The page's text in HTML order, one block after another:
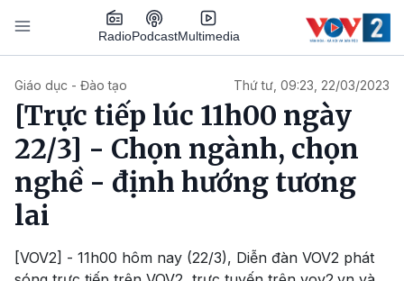
Nhảy đến nội dung
RadioPodcastMultimedia
Giáo dục - Đào tạo Thứ tư, 09:23, 22/03/2023
[Trực tiếp lúc 11h00 ngày
22/3] - Chọn ngành, chọn
nghề - định hướng tương
lai
[VOV2] - 11h00 hôm nay (22/3), Diễn đàn VOV2 phát